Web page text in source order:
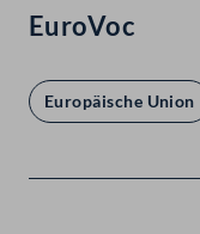
EuroVoc
Europäische Union